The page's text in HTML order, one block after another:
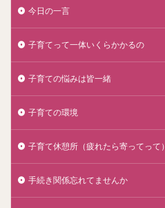
今日の一言
子育てって一体いくらかかるの
子育ての悩みは皆一緒
子育ての環境
子育て休憩所（疲れたら寄ってって）
手続き関係忘れてませんか